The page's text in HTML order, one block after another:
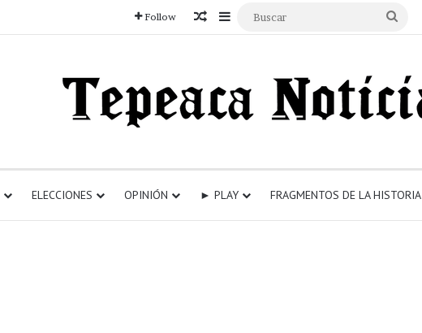
Follow Articulo aleatorio
Sidebar
ELECCIONES OPINIÓN ► PLAY FRAGMENTOS DE LA HISTORIA